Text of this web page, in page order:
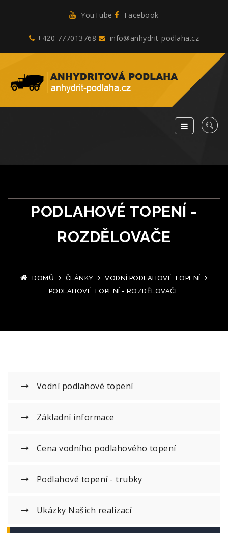
YouTube Facebook
+420 777013768 info@anhydrit-podlaha.cz
PODLAHOVÉ TOPENÍ -
ROZDĚLOVAČE
DOMŮ ČLÁNKY
VODNÍ PODLAHOVÉ TOPENÍ
PODLAHOVÉ TOPENÍ - ROZDĚLOVAČE
Vodní podlahové topení
Základní informace
Cena vodního podlahového topení
Podlahové topení - trubky
Ukázky Našich realizací